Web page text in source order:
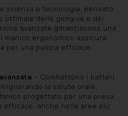
scienza e tecnologia, pensato
delle gengive e dei
avanzate garantiscono una
ergonomico assicura
per una pulizia efficace.
– Combattono i batteri
la salute orale.
progettato per una presa
anche nelle aree più